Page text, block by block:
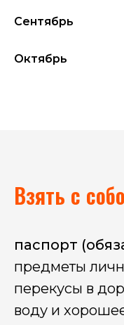
Сентябрь
Октябрь
Взять с
паспорт
предметы
перекусы в
воду и